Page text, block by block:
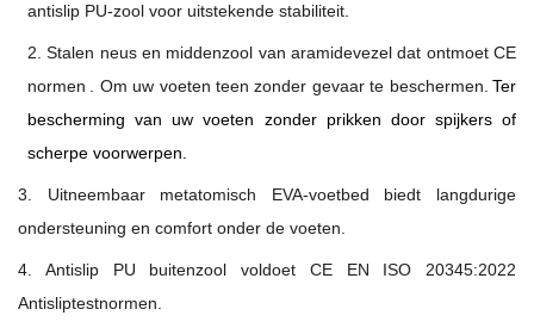
antislip PU-zool voor uitstekende stabiliteit.
2. Stalen neus en middenzool van aramidevezeldat ontmoetCE
normen . Om uw voeten teen zonder gevaar te beschermen. Ter
bescherming van uw voeten zonder prikken door spijkers of
scherpe voorwerpen.
3. Uitneembaar metatomisch EVA-voetbed biedt langdurige
ondersteuning en comfort onder de voeten.
4. Antislip PU buitenzool voldoet CE EN ISO 20345:2022
Antisliptestnormen.